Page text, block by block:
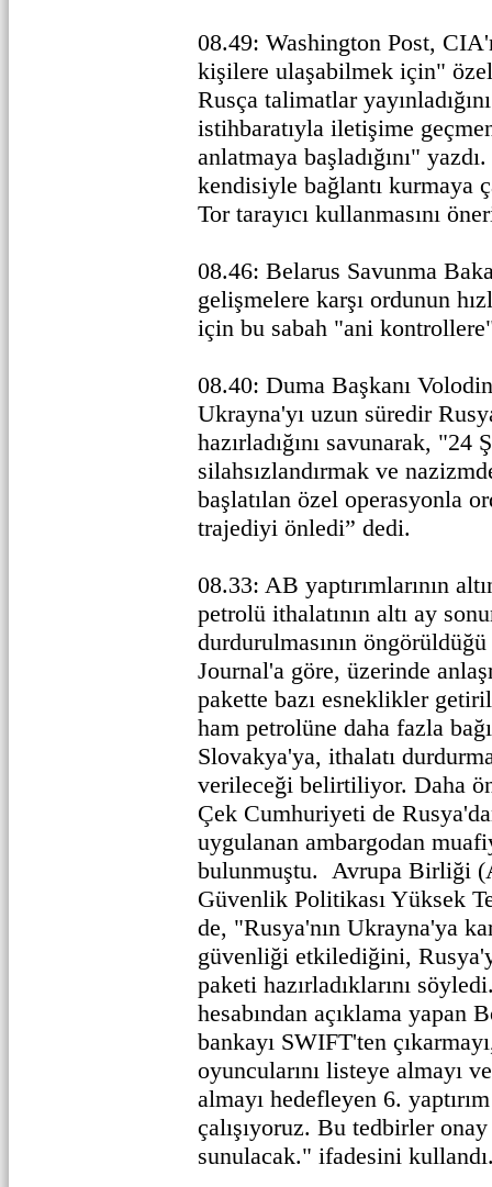
08.49: Washington Post,
kişilere ulaşabilmek için"
Rusça talimatlar
istihbaratıyla iletişime
anlatmaya başladığını"
kendisiyle bağlantı kurmaya
Tor tarayıcı kullanmasını
08.46: Belarus Savunma
gelişmelere karşı ordunun
için bu sabah "ani
08.40: Duma Başkanı
Ukrayna'yı uzun süredir
hazırladığını savunarak, "24
silahsızlandırmak ve
başlatılan özel operasyonla
trajediyi önledi” dedi.
08.33: AB yaptırımlarının
petrolü ithalatının altı ay
durdurulmasının
Journal'a göre, üzerinde
pakette bazı esneklikler
ham petrolüne daha fazla
Slovakya'ya, ithalatı
verileceği belirtiliyor. Daha
Çek Cumhuriyeti de
uygulanan ambargodan
bulunmuştu. Avrupa Birliği
Güvenlik Politikası Yüksek
de, "Rusya'nın Ukrayna'ya
güvenliği etkilediğini,
paketi hazırladıklarını
hesabından açıklama yapan
bankayı SWIFT'ten
oyuncularını listeye almayı
almayı hedefleyen 6.
çalışıyoruz. Bu tedbirler
sunulacak." ifadesini